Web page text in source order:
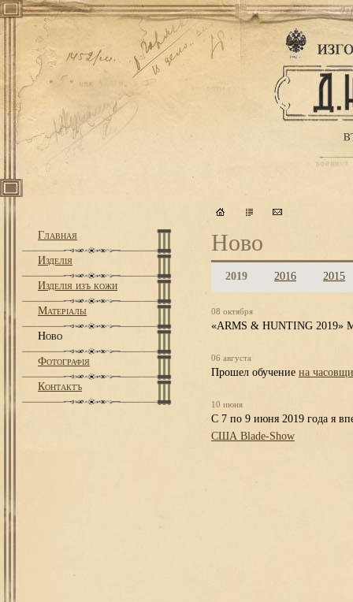
Главная
Изделiя
Изделiя изъ кожи
Матерiалы
Ново
Фотографiя
Контактъ
Ново
2019 2016 2015
08 октября
«ARMS & HUNTING
06 августа
Прошел обучение на
10 июня
С 7 по 9 июня 2019 года я
США Blade-Show